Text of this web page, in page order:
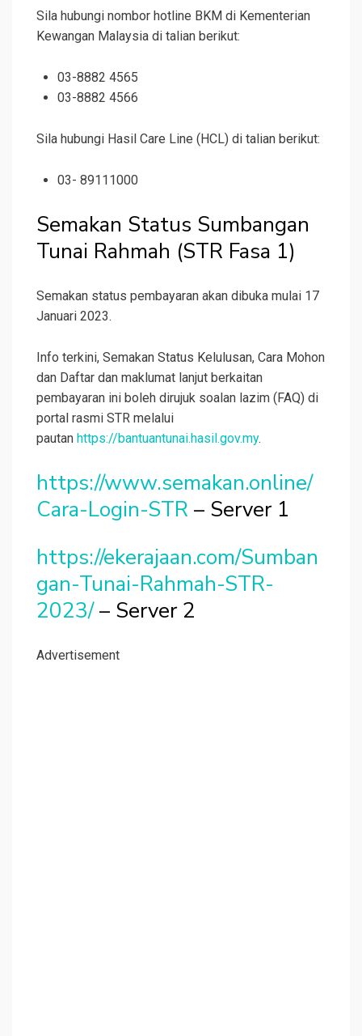
Sila hubungi nombor hotline BKM di Kementerian
Kewangan Malaysia di talian berikut:
03-8882 4565
03-8882 4566
Sila hubungi Hasil Care Line (HCL) di talian berikut:
03- 89111000
Semakan Status Sumbangan
Tunai Rahmah (STR Fasa 1)
Semakan status pembayaran akan dibuka mulai 17
Januari 2023.
Info terkini, Semakan Status Kelulusan, Cara Mohon
dan Daftar dan maklumat lanjut berkaitan
pembayaran ini boleh dirujuk soalan lazim (FAQ) di
portal rasmi STR melalui
pautan https://bantuantunai.hasil.gov.my.
https://www.semakan.online/
Cara-Login-STR – Server 1
https://ekerajaan.com/Sumban
gan-Tunai-Rahmah-STR-
2023/– Server 2
Advertisement